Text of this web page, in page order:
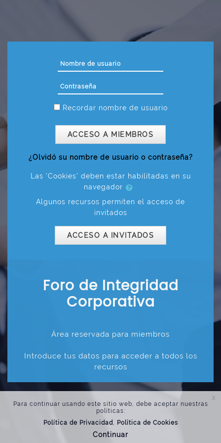
Nombre de usuario
Recordar nombre de usuario
ACCESO A MIEMBROS
¿Olvidó su nombre de usuario o contraseña?
Las 'Cookies' deben estar habilitadas en su
navegador
Algunos recursos permiten el acceso de
invitados
ACCESO A INVITADOS
Foro de Integridad
Corporativa
Área reservada para miembros
Introduce tus datos para acceder a todos los
recursos
Para continuar usando este sitio web, debe aceptar nuestras
políticas:
Política de Privacidad
Política de Cookies
Continuar
x